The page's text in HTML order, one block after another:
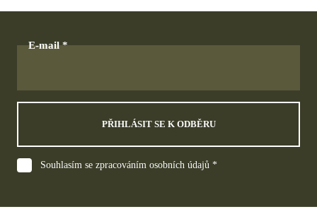
E-mail
PŘIHLÁSIT SE K ODBĚRU
Souhlasím se zpracováním osobních údajů *